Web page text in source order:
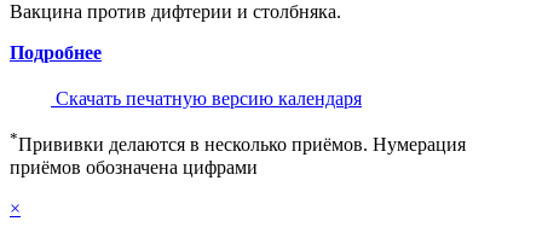
Вакцина против дифтерии и столбняка.
Подробнее
Скачать печатную версию календаря
*Прививки делаются в несколько приёмов. Нумерация
приёмов обозначена цифрами
×